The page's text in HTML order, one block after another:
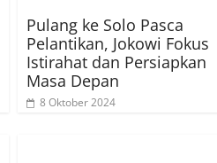
Pulang ke Solo Pasca
Pelantikan, Jokowi Fokus
Istirahat dan Persiapkan
Masa Depan
8 Oktober 2024